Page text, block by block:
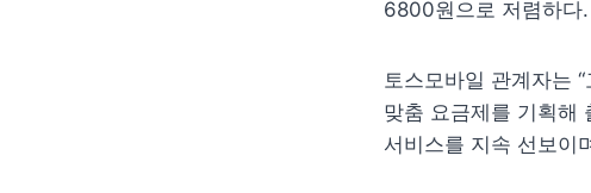
6800원으로 저렴하다
토스모바일 관계자는
맞춤 요금제를 기획해
서비스를 지속 선보이